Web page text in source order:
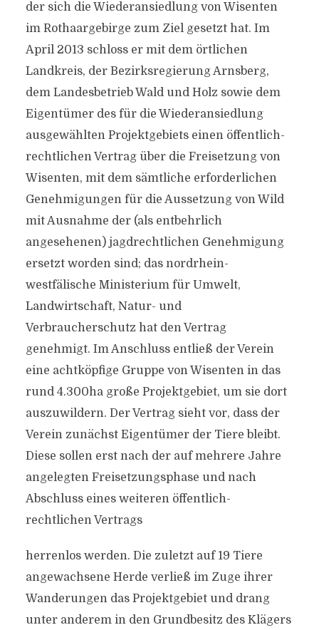
der sich die Wiederansiedlung von Wisenten
im Rothaargebirge zum Ziel gesetzt hat. Im
April 2013 schloss er mit dem örtlichen
Landkreis, der Bezirksregierung Arnsberg,
dem Landesbetrieb Wald und Holz sowie dem
Eigentümer des für die Wiederansiedlung
ausgewählten Projektgebiets einen öffentlich-
rechtlichen Vertrag über die Freisetzung von
Wisenten, mit dem sämtliche erforderlichen
Genehmigungen für die Aussetzung von Wild
mit Ausnahme der (als entbehrlich
angesehenen) jagdrechtlichen Genehmigung
ersetzt worden sind; das nordrhein-
westfälische Ministerium für Umwelt,
Landwirtschaft, Natur- und
Verbraucherschutz hat den Vertrag
genehmigt. Im Anschluss entließ der Verein
eine achtköpfige Gruppe von Wisenten in das
rund 4.300ha große Projektgebiet, um sie dort
auszuwildern. Der Vertrag sieht vor, dass der
Verein zunächst Eigentümer der Tiere bleibt.
Diese sollen erst nach der auf mehrere Jahre
angelegten Freisetzungsphase und nach
Abschluss eines weiteren öffentlich-
rechtlichen Vertrags
herrenlos werden. Die zuletzt auf 19 Tiere
angewachsene Herde verließ im Zuge ihrer
Wanderungen das Projektgebiet und drang
unter anderem in den Grundbesitz des Klägers